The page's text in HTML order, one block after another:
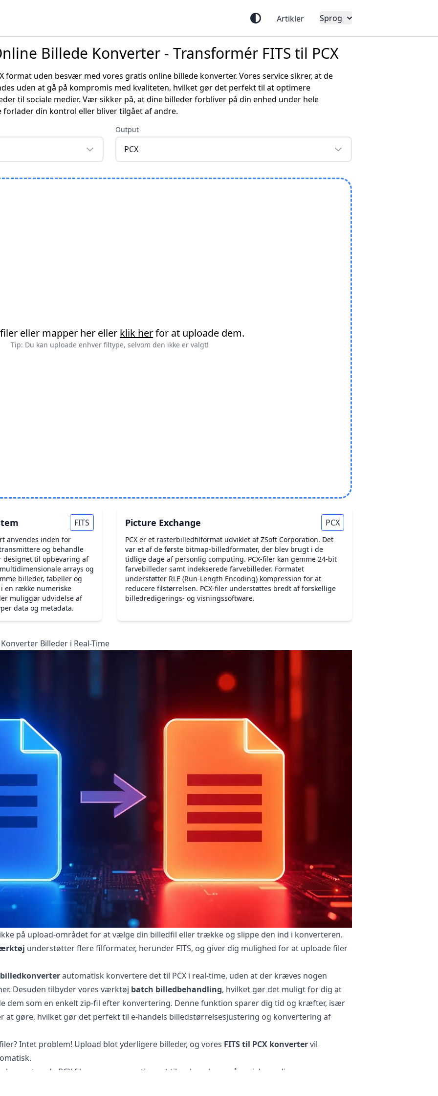
Artikler Sprog
Billede Konverter - Transformér FITS til PCX
format uden besvær med vores gratis online billede konverter. Vores service sikrer, at de
uden at gå på kompromis med kvaliteten, hvilket gør det perfekt til at optimere
til sociale medier. Vær sikker på, at dine billeder forbliver på din enhed under hele
din kontrol eller bliver tilgået af andre.
Output
PCX
eller mapper her eller klik herfor at uploade dem.
Tip: Du kan uploade enhver filtype, selvom den ikke er valgt!
FITS
anvendes inden for
og behandle
designet til opbevaring af
arrays og
billeder, tabeller og
en række numeriske
muliggør udvidelse af
data og metadata.
Picture Exchange PCX
PCX er et rasterbilledfilformat udviklet af ZSoft Corporation. Det
var et af de første bitmap-billedformater, der blev brugt i de
tidlige dage af personlig computing. PCX-filer kan gemme 24-bit
farvebilleder samt indekserede farvebilleder. Formatet
understøtter RLE (Run-Length Encoding) kompression for at
reducere filstørrelsen. PCX-filer understøttes bredt af forskellige
billedredigerings- og visningssoftware.
Billeder i Real-Time
på upload-området for at vælge din billedfil eller trække og slippe den ind i konverteren.
understøtter flere filformater, herunder FITS, og giver dig mulighed for at uploade filer
billedkonverterautomatisk konvertere det til PCX i real-time, uden at der kræves nogen
Desuden tilbyder vores værktøj batch billedbehandling, hvilket gør det muligt for dig at
dem som en enkelt zip-fil efter konvertering. Denne funktion sparer dig tid og kræfter, især
at gøre, hvilket gør det perfekt til e-handels billedstørrelsesjustering og konvertering af
Intet problem! Upload blot yderligere billeder, og vores FITS til PCX konvertervil
PCX filer, som nu er optimeret til web og brug på sociale medier.